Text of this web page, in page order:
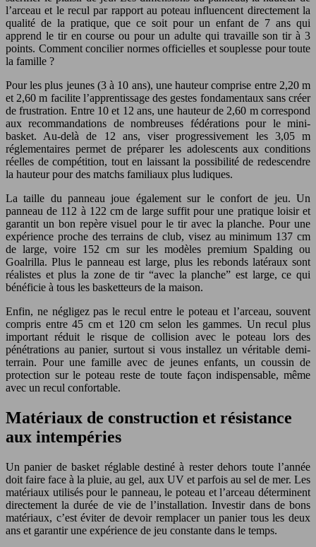
l’arceau et le recul par rapport au poteau influencent directement la
qualité de la pratique, que ce soit pour un enfant de 7 ans qui
apprend le tir en course ou pour un adulte qui travaille son tir à 3
points. Comment concilier normes officielles et souplesse pour toute
la famille ?
Pour les plus jeunes (3 à 10 ans), une hauteur comprise entre 2,20 m
et 2,60 m facilite l’apprentissage des gestes fondamentaux sans créer
de frustration. Entre 10 et 12 ans, une hauteur de 2,60 m correspond
aux recommandations de nombreuses fédérations pour le mini-
basket. Au-delà de 12 ans, viser progressivement les 3,05 m
réglementaires permet de préparer les adolescents aux conditions
réelles de compétition, tout en laissant la possibilité de redescendre
la hauteur pour des matchs familiaux plus ludiques.
La taille du panneau joue également sur le confort de jeu. Un
panneau de 112 à 122 cm de large suffit pour une pratique loisir et
garantit un bon repère visuel pour le tir avec la planche. Pour une
expérience proche des terrains de club, visez au minimum 137 cm
de large, voire 152 cm sur les modèles premium Spalding ou
Goalrilla. Plus le panneau est large, plus les rebonds latéraux sont
réalistes et plus la zone de tir “avec la planche” est large, ce qui
bénéficie à tous les basketteurs de la maison.
Enfin, ne négligez pas le recul entre le poteau et l’arceau, souvent
compris entre 45 cm et 120 cm selon les gammes. Un recul plus
important réduit le risque de collision avec le poteau lors des
pénétrations au panier, surtout si vous installez un véritable demi-
terrain. Pour une famille avec de jeunes enfants, un coussin de
protection sur le poteau reste de toute façon indispensable, même
avec un recul confortable.
Matériaux de construction et résistance
aux intempéries
Un panier de basket réglable destiné à rester dehors toute l’année
doit faire face à la pluie, au gel, aux UV et parfois au sel de mer. Les
matériaux utilisés pour le panneau, le poteau et l’arceau déterminent
directement la durée de vie de l’installation. Investir dans de bons
matériaux, c’est éviter de devoir remplacer un panier tous les deux
ans et garantir une expérience de jeu constante dans le temps.